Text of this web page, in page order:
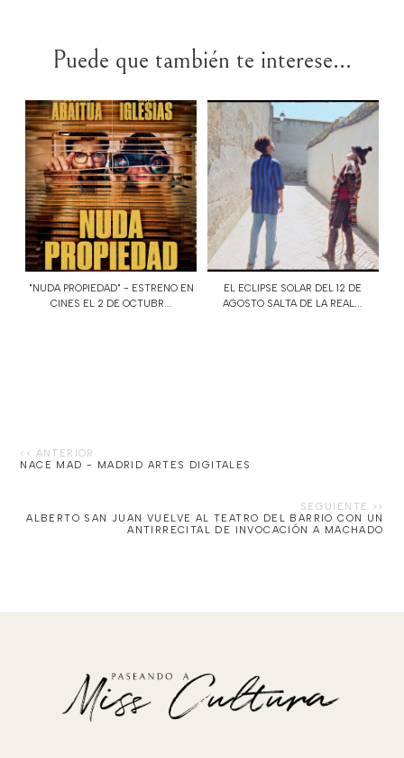
Puede que también te interese...
"NUDA PROPIEDAD" - ESTRENO EN
CINES EL 2 DE OCTUBR...
EL ECLIPSE SOLAR DEL 12 DE
AGOSTO SALTA DE LA REAL...
NACE MAD - MADRID ARTES DIGITALES
ALBERTO SAN JUAN VUELVE AL TEATRO DEL BARRIO CON UN
ANTIRRECITAL DE INVOCACIÓN A MACHADO